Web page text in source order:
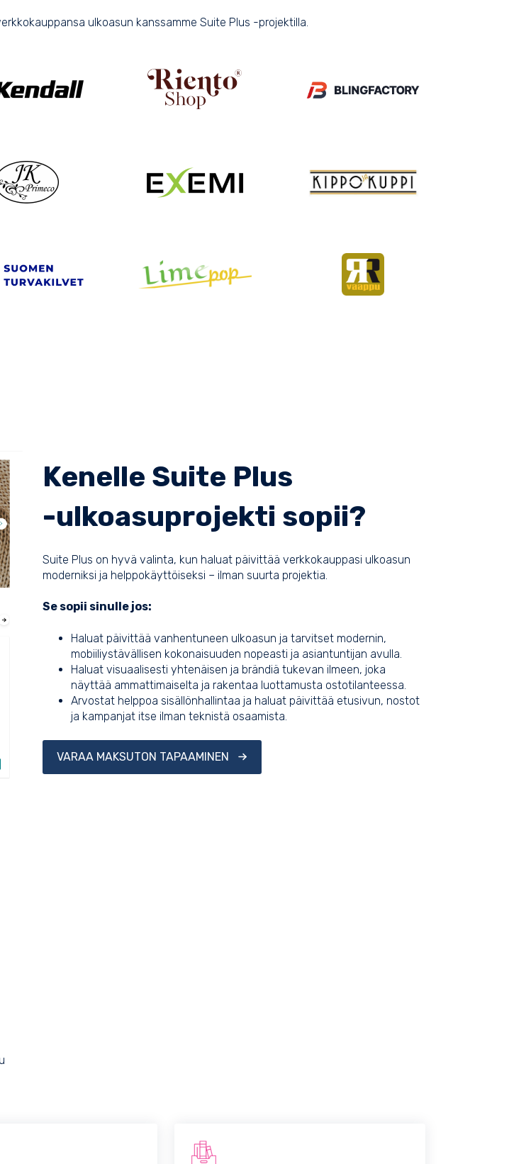
ulkoasun kanssamme Suite Plus -projektilla.
Kenelle Suite Plus
-ulkoasuprojekti sopii?
Suite Plus on hyvä valinta, kun haluat päivittää verkkokauppasi ulkoasun
moderniksi ja helppokäyttöiseksi – ilman suurta projektia.
Se sopii sinulle jos:
Haluat päivittää vanhentuneen ulkoasun ja tarvitset modernin,
mobiiliystävällisen kokonaisuuden nopeasti ja asiantuntijan avulla.
Haluat visuaalisesti yhtenäisen ja brändiä tukevan ilmeen, joka
näyttää ammattimaiselta ja rakentaa luottamusta ostotilanteessa.
Arvostat helppoa sisällönhallintaa ja haluat päivittää etusivun, nostot
ja kampanjat itse ilman teknistä osaamista.
VARAA MAKSUTON TAPAAMINEN